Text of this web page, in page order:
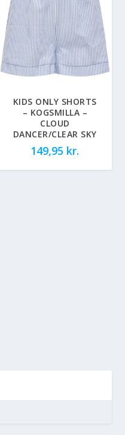
KIDS ONLY SHORTS
– KOGSMILLA –
CLOUD
DANCER/CLEAR SKY
149,95 kr.